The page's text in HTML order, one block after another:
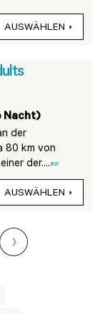
AUSWÄHLEN
Nacht)
der
80 km von
der....»»
AUSWÄHLEN